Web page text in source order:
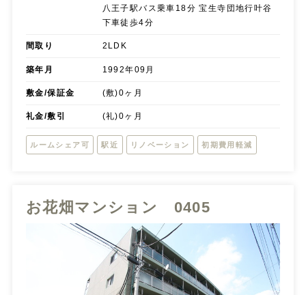
八王子駅バス乗車18分 宝生寺団地行叶谷
下車徒歩4分
間取り 2LDK
築年月 1992年09月
敷金/保証金 (敷)0ヶ月
礼金/敷引 (礼)0ヶ月
ルームシェア可 駅近 リノベーション 初期費用軽減
お花畑マンション 0405